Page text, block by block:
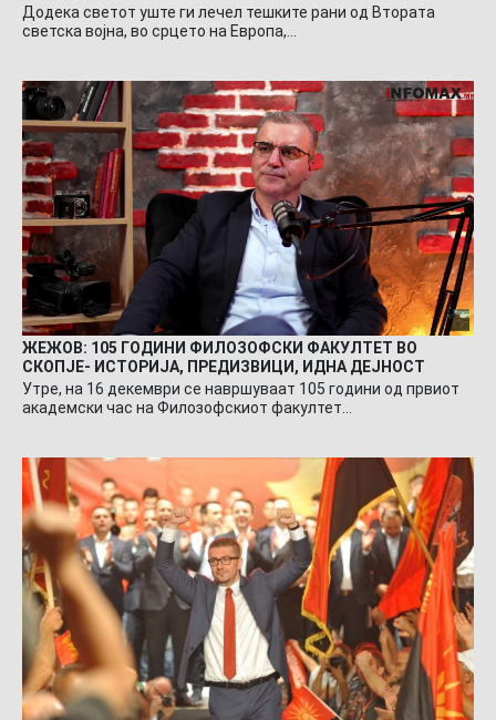
Додека светот уште ги лечел тешките рани од Втората
светска војна, во срцето на Европа,…
ЖЕЖОВ: 105 ГОДИНИ ФИЛОЗОФСКИ ФАКУЛТЕТ ВО
СКОПЈЕ- ИСТОРИЈА, ПРЕДИЗВИЦИ, ИДНА ДЕЈНОСТ
Утре, на 16 декември се навршуваат 105 години од првиот
академски час на Филозофскиот факултет…